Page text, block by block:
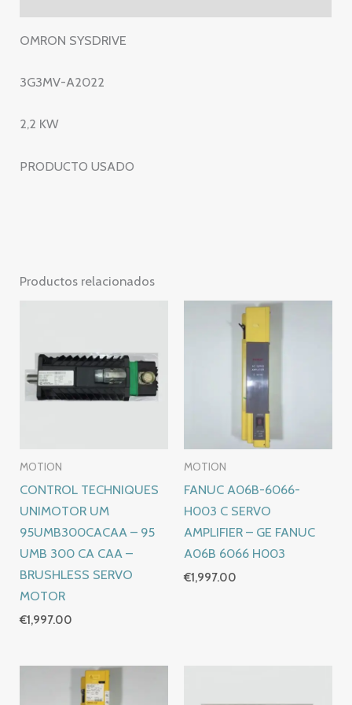
OMRON SYSDRIVE
3G3MV-A2022
2,2 KW
PRODUCTO USADO
Productos relacionados
MOTION
CONTROL TECHNIQUES
UNIMOTOR UM
95UMB300CACAA – 95
UMB 300 CA CAA –
BRUSHLESS SERVO
MOTOR
€1,997.00
MOTION
FANUC A06B-6066-
H003 C SERVO
AMPLIFIER – GE FANUC
A06B 6066 H003
€1,997.00